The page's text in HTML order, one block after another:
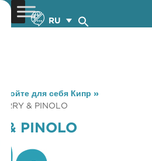
RU
для себя Кипр »
& PINOLO
& PINOLO